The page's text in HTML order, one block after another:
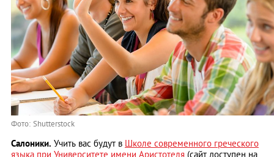
Фото: Shutterstock
Салоники. Учить вас будут в Школе современного греческого
языка при Университете имени Аристотеля (сайт доступен на